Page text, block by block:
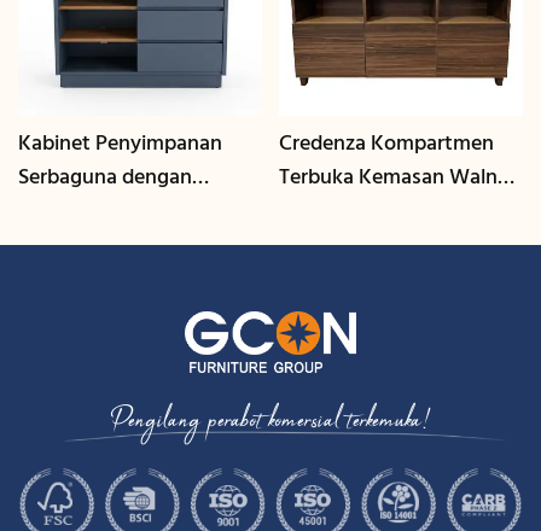
Kabinet Penyimpanan
Serbaguna dengan
25-L - GCON
Credenza Kompartmen
Terbuka Kemasan Walnut
Pengilang perabot komersial terkemuka!